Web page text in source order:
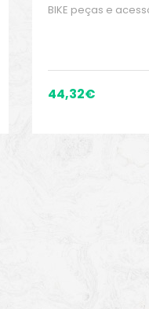
BIKE peças e
44,32€